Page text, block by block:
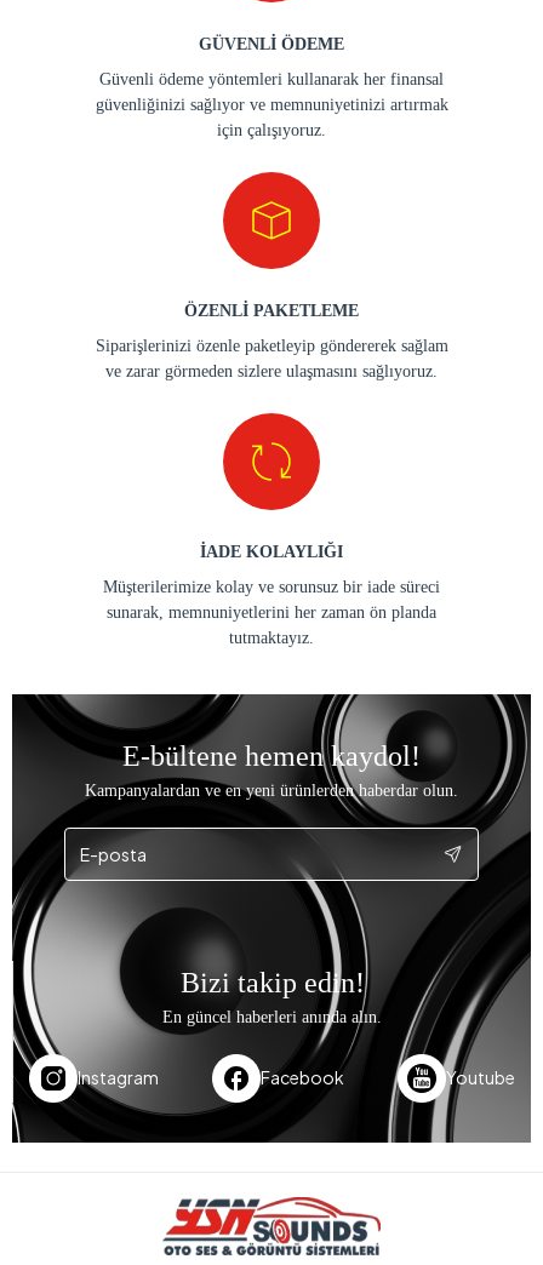
GÜVENLİ ÖDEME
Güvenli ödeme yöntemleri kullanarak her finansal
güvenliğinizi sağlıyor ve memnuniyetinizi artırmak
için çalışıyoruz.
ÖZENLİ PAKETLEME
Siparişlerinizi özenle paketleyip göndererek sağlam
ve zarar görmeden sizlere ulaşmasını sağlıyoruz.
İADE KOLAYLIĞI
Müşterilerimize kolay ve sorunsuz bir iade süreci
sunarak, memnuniyetlerini her zaman ön planda
tutmaktayız.
E-bültene hemen kaydol!
Kampanyalardan ve en yeni ürünlerden haberdar olun.
Bizi takip edin!
En güncel haberleri anında alın.
Instagram Facebook Youtube